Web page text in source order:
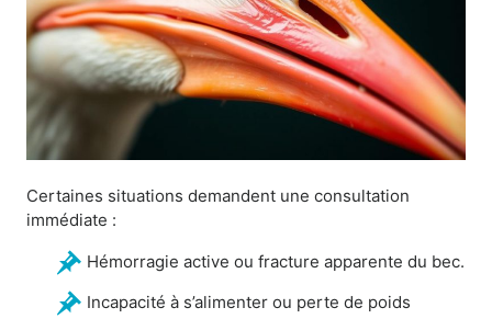
Certaines situations demandent une consultation
immédiate :
Hémorragie active ou fracture apparente du bec.
Incapacité à s’alimenter ou perte de poids